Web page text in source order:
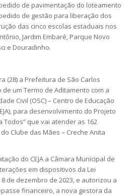
de pavimentação do loteamento
de gestão para liberação dos
das cinco escolas estaduais nos
Jardim Embaré, Parque Novo
e Douradinho.
(28) a Prefeitura de São Carlos
um Termo de Aditamento com a
Civil (OSC) – Centro de Educação
para desenvolvimento do Projeto
Todos” que vai atender as 162
Clube das Mães – Creche Anita
do CEJA a Câmara Municipal de
em dispositivos da Lei
8 de dezembro de 2023, e autorizou a
financeiro, a nova gestora da